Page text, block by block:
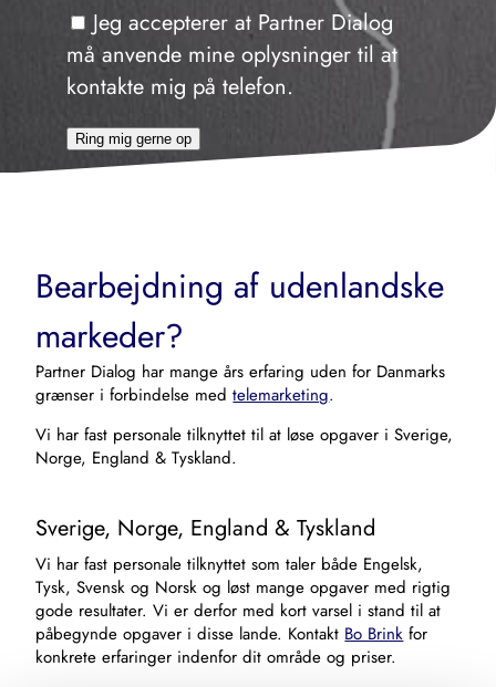
Consent
Jeg accepterer at Partner Dialog
må anvende mine oplysninger til at
kontakte mig på telefon.
Ring mig gerne op
Bearbejdning af udenlandske
markeder?
Partner Dialog har mange års erfaring uden for Danmarks
grænser i forbindelse medtelemarketing.
Vi har fast personale tilknyttet til at løse opgaver i Sverige,
Norge, England & Tyskland.
Sverige, Norge, England & Tyskland
Vi har fast personale tilknyttet som taler både Engelsk,
Tysk, Svensk og Norsk og løst mange opgaver med rigtig
gode resultater. Vi er derfor med kort varsel i stand til at
påbegynde opgaver i disse lande. Kontakt Bo Brink for
konkrete erfaringer indenfor dit område og priser.